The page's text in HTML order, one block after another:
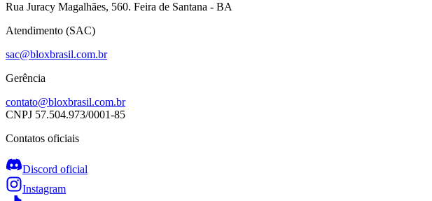
Rua Juracy Magalhães, 560. Feira de Santana - BA
Atendimento (SAC)
sac@bloxbrasil.com.br
Gerência
contato@bloxbrasil.com.br
CNPJ 57.504.973/0001-85
Contatos oficiais
Discord oficial
Instagram